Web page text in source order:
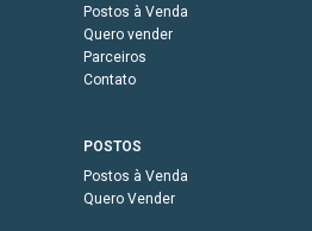
Postos à Venda
Quero vender
Parceiros
Contato
POSTOS
Postos à Venda
Quero Vender